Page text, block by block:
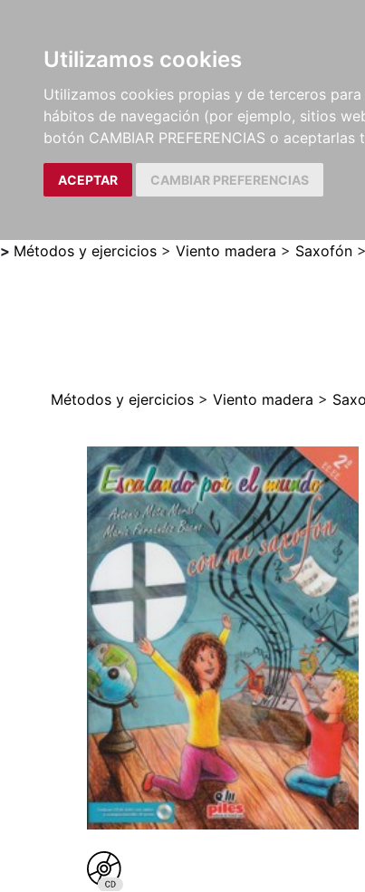
Utilizamos cookies
Utilizamos cookies propias y de terceros
hábitos de navegación (por ejemplo, sitios
botón CAMBIAR PREFERENCIAS o
ACEPTAR CAMBIAR PREFERENCIAS
LIBROS
MÉTODOS Y
EJERCICIOS
PARTITURAS Y
CRÍTICAS
> Métodos y ejercicios > Viento madera > Saxofón >
Métodos y ejercicios > Viento madera >